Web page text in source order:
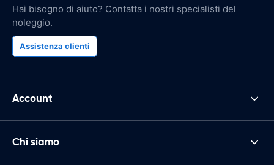
Hai bisogno di aiuto? Contatta i nostri specialisti del
noleggio.
Assistenza clienti
Account
Chi siamo